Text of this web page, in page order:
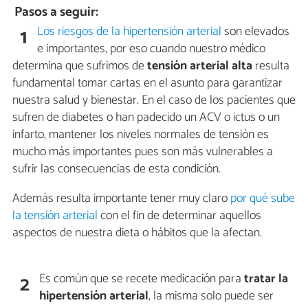
Pasos a seguir:
1 Los riesgos de la hipertensión arterialson elevados
e importantes, por eso cuando nuestro médico
determina que sufrimos detensión arterial altaresulta
fundamental tomar cartas en el asunto para garantizar
nuestra salud y bienestar. En el caso de los pacientes que
sufren de diabetes o han padecido un ACV o ictus o un
infarto, mantener los niveles normales de tensión es
mucho más importantes pues son más vulnerables a
sufrir las consecuencias de esta condición.
Además resulta importante tener muy claropor qué sube
la tensión arterialcon el fin de determinar aquellos
aspectos de nuestra dieta o hábitos que la afectan.
2 Es común que se recete medicación paratratar la
hipertensión arterial, la misma solo puede ser